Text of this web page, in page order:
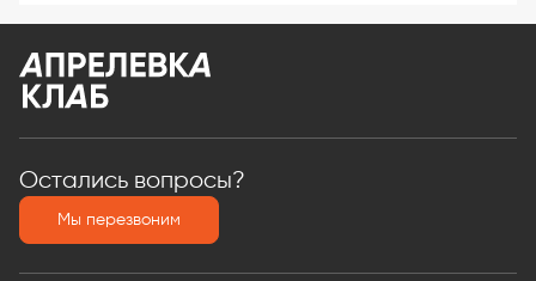
Остались вопросы?
Мы перезвоним